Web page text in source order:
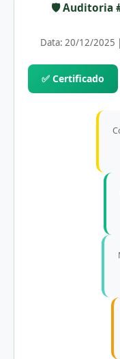
🛡️ Auditoria
Data: 20/12/2025
✅ Certificado